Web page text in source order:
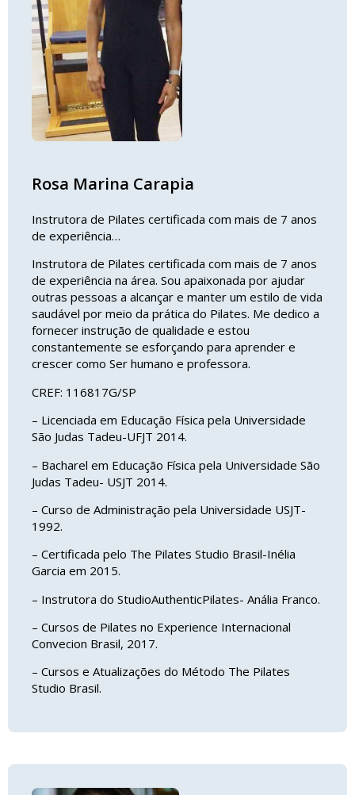
Rosa Marina Carapia
Instrutora de Pilates certificada com mais de 7 anos
de experiência…
Instrutora de Pilates certificada com mais de 7 anos
de experiência na área. Sou apaixonada por ajudar
outras pessoas a alcançar e manter um estilo de vida
saudável por meio da prática do Pilates. Me dedico a
fornecer instrução de qualidade e estou
constantemente se esforçando para aprender e
crescer como Ser humano e professora.
CREF: 116817G/SP
– Licenciada em Educação Física pela Universidade
São Judas Tadeu-UFJT 2014.
– Bacharel em Educação Física pela Universidade São
Judas Tadeu- USJT 2014.
– Curso de Administração pela Universidade USJT-
1992.
– Certificada pelo The Pilates Studio Brasil-Inélia
Garcia em 2015.
– Instrutora do StudioAuthenticPilates- Anália Franco.
– Cursos de Pilates no Experience Internacional
Convecion Brasil, 2017.
– Cursos e Atualizações do Método The Pilates
Studio Brasil.